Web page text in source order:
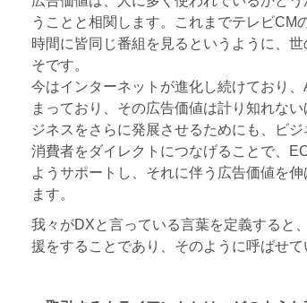
うことと相関します。これまでテレビ
時間に皆同じ番組を見るというように、
そです。
今はインターネットが進化し続けており
まっており、その広告価値は計り知れな
ジネスをさらに発展させるためにも、ビ
消費者をダイレクトにつなげることで、
ようサポートし、それに伴う広告価値を
ます。
我々がDXと言っている言葉を定義すると
援をすることであり、そのように呼ばせて